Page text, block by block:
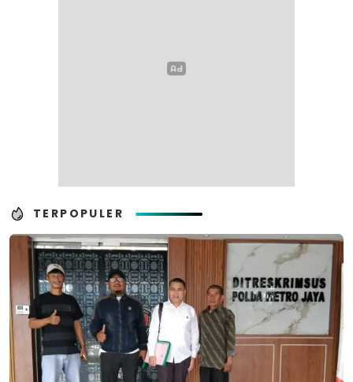
TERPOPULER